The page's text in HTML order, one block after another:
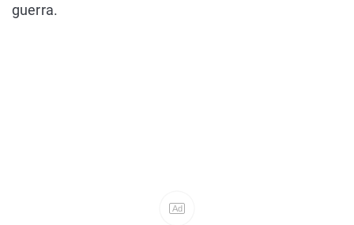
guerra.
Ad